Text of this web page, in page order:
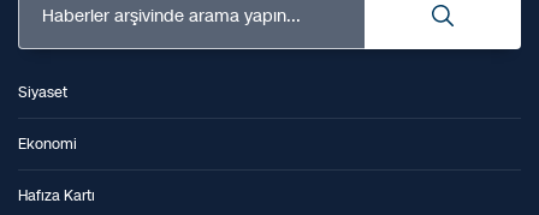
Haberler arşivinde arama yapın...
Siyaset
Ekonomi
Hafıza Kartı